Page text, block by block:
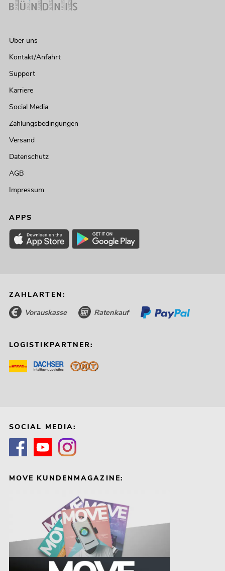
Über uns
Kontakt/Anfahrt
Support
Karriere
Social Media
Zahlungsbedingungen
Versand
Datenschutz
AGB
Impressum
APPS
ZAHLARTEN:
Vorauskasse Ratenkauf
LOGISTIKPARTNER:
SOCIAL MEDIA:
MOVE KUNDENMAGAZINE: